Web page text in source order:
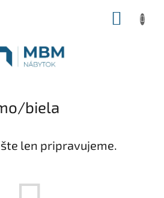
biela
len pripravujeme.